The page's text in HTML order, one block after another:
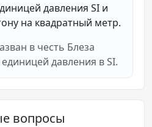
давления SI и
на квадратный метр.
в честь Блеза
давления в SI.
вопросы